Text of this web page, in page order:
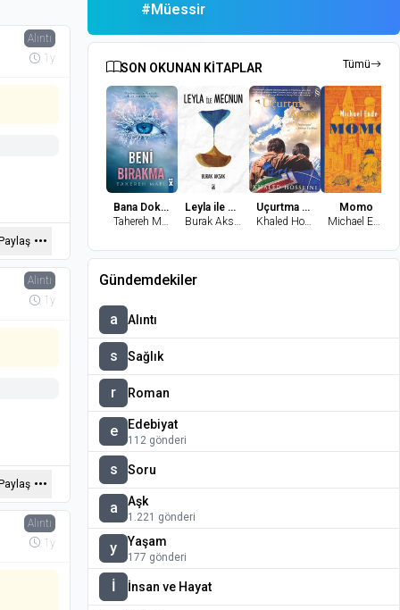
Alıntı
1y
Paylaş
Alıntı
1y
Alıntı
1y
#Müessir
SON OKUNAN KİTAPLAR Tümü
Bana Dokunma 2-Beni Bırakma
Tahereh Mafi
Leyla ile Mecnun
Burak Aksak
Uçurtma Avcısı
Khaled Hosseini
Momo
Michael Ende
Gündemdekiler
a Alıntı
s Sağlık
r Roman
e Edebiyat
112 gönderi
s Soru
a Aşk
1.221 gönderi
y Yaşam
177 gönderi
İ İnsan ve Hayat